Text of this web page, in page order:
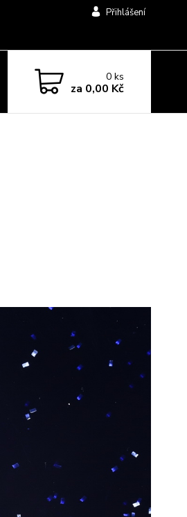
Přihlášení
0ks
za 0,00 Kč